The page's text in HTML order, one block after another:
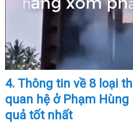
4. Thông tin về 8 loại
quan hệ ở Phạm Hùng
quả tốt nhất